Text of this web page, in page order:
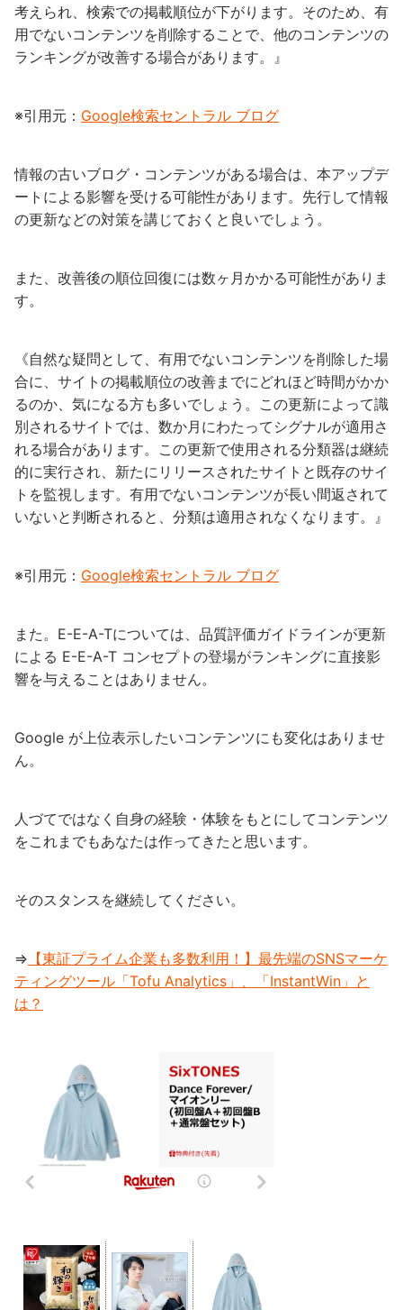
考えられ、検索での掲載順位が下がります。そのため、有
用でないコンテンツを削除することで、他のコンテンツの
ランキングが改善する場合があります。』
※引用元： Google検索セントラル ブログ
情報の古いブログ・コンテンツがある場合は、本アップデ
ートによる影響を受ける可能性があります。先行して情報
の更新などの対策を講じておくと良いでしょう。
また、改善後の順位回復には数ヶ月かかる可能性がありま
す。
《自然な疑問として、有用でないコンテンツを削除した場
合に、サイトの掲載順位の改善までにどれほど時間がかか
るのか、気になる方も多いでしょう。この更新によって識
別されるサイトでは、数か月にわたってシグナルが適用さ
れる場合があります。この更新で使用される分類器は継続
的に実行され、新たにリリースされたサイトと既存のサイ
トを監視します。有用でないコンテンツが長い間返されて
いないと判断されると、分類は適用されなくなります。』
※引用元： Google検索セントラル ブログ
また。E-E-A-Tについては、品質評価ガイドラインが更新
による E-E-A-T コンセプトの登場がランキングに直接影
響を与えることはありません。
Google が上位表示したいコンテンツにも変化はありませ
ん。
人づてではなく自身の経験・体験をもとにしてコンテンツ
をこれまでもあなたは作ってきたと思います。
そのスタンスを継続してください。
⇒ 【東証プライム企業も多数利用！】最先端のSNSマーケ
ティングツール「Tofu Analytics」、「InstantWin」と
は？